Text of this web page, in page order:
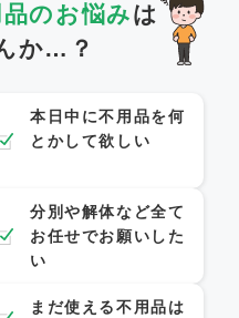
のお悩みは
か…？
本日中に不用品を何
とかして欲しい
分別や解体など全て
お任せでお願いした
い
まだ使える不用品は